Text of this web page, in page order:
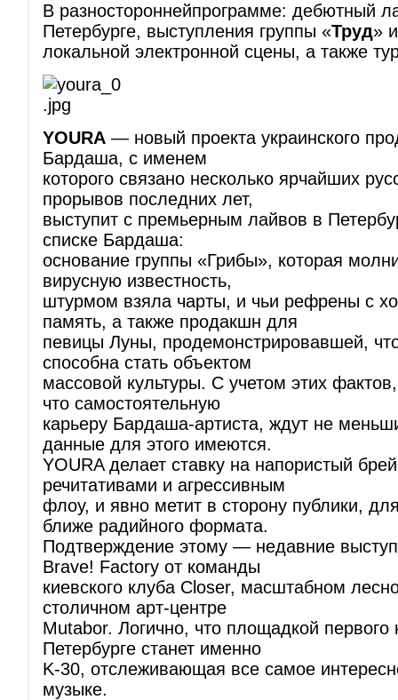
В разностороннейпрограмме: дебютный
Петербурге, выступления группы «Труд»
локальной электронной сцены, а также
YOURA — новый проекта украинского
Бардаша, с именем
которого связано несколько ярчайших
прорывов последних лет,
выступит с премьерным лайвов в
списке Бардаша:
основание группы «Грибы», которая
вирусную известность,
штурмом взяла чарты, и чьи рефрены с
память, а также продакшн для
певицы Луны, продемонстрировавшей,
способна стать объектом
массовой культуры. С учетом этих
что самостоятельную
карьеру Бардаша-артиста, ждут не
данные для этого имеются.
YOURA делает ставку на напористый
речитативами и агрессивным
флоу, и явно метит в сторону публики,
ближе радийного формата.
Подтверждение этому — недавние
Brave! Factory от команды
киевского клуба Closer, масштабном
столичном арт-центре
Mutabor. Логично, что площадкой первого
Петербурге станет именно
K-30, отслеживающая все самое
музыке.